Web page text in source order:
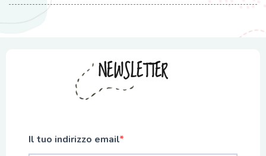
NEWSLETTER
Il tuo indirizzo email